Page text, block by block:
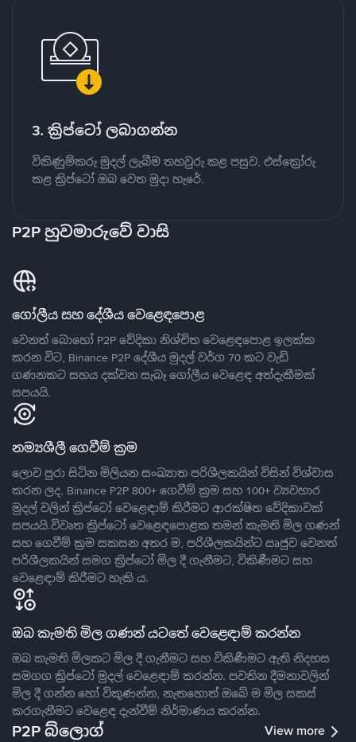
3. ක්‍රිප්ටෝ ලබාගන්න
විකිණුම්කරු මුදල් ලැබීම තහවුරු කළ පසුව, එස්ක්‍රෝරු
කළ ක්‍රිප්ටෝ ඔබ වෙත මුදා හැරේ.
P2P හුවමාරුවේ වාසි
ගෝලීය සහ දේශීය වෙළෙඳපොළ
වෙනත් බොහෝ P2P වේදිකා නිශ්චිත වෙළෙඳපොළ ඉලක්ක
කරන විට, Binance P2P දේශීය මුදල් වර්ග 70 කට වැඩි
ගණනකට සහය දක්වන සැබෑ ගෝලීය වෙළෙඳ අත්දැකීමක්
සපයයි.
නම්‍යශීලී ගෙවීම් ක්‍රම
ලොව පුරා සිටින මිලියන සංඛ්‍යාත පරිශීලකයින් විසින් විශ්වාස
කරන ලද, Binance P2P 800+ ගෙවීම් ක්‍රම සහ 100+ ව්‍යවහාර
මුදල් වලින් ක්‍රිප්ටෝ වෙළෙඳාම් කිරීමට ආරක්ෂිත වේදිකාවක්
සපයයි.විවෘත ක්‍රිප්ටෝ වෙළෙඳපොළක තමන් කැමති මිල ගණන්
සහ ගෙවීම් ක්‍රම සකසන අතර ම, පරිශීලකයින්ට ඍජුව වෙනත්
පරිශීලකයින් සමග ක්‍රිප්ටෝ මිල දී ගැනීමට, විකිණීමට සහ
වෙළෙඳාම් කිරීමට හැකි ය.
ඔබ කැමති මිල ගණන් යටතේ වෙළෙඳාම් කරන්න
ඔබ කැමති මිලකට මිල දී ගැනීමට සහ විකිණීමට ඇති නිදහස
සමගග ක්‍රිප්ටෝ මුදල් වෙළෙඳාම් කරන්න. පවතින දීමනාවලින්
මිල දී ගන්න හෝ විකුණන්න, නැතහොත් ඔබේ ම මිල සකස්
කරගැනීමට වෙළෙඳ දැන්වීම් නිර්මාණය කරන්න.
P2P බ්ලොග් View more